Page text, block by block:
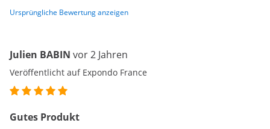
Ursprüngliche Bewertung anzeigen
Julien BABIN vor 2 Jahren
Veröffentlicht auf Expondo France
Gutes Produkt